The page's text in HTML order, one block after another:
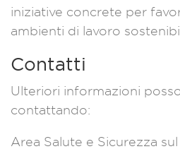
iniziative concrete per
ambienti di lavoro
Contatti
Ulteriori informazioni
contattando:
Area Salute e Sicurezza